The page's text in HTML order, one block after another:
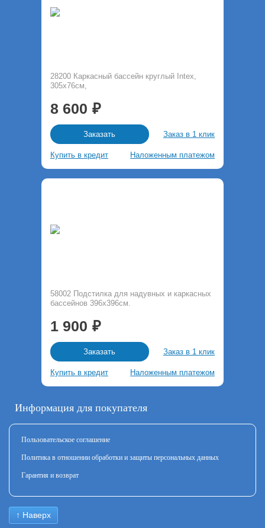
Информация для покупателя
Пользовательское соглашение
Политика в отношении обработки и защиты персональных данных
Гарантия и возврат
↑ Наверх
28200 Каркасный бассейн круглый Intex,
305х76см,
8 600
Заказать Заказ в 1 клик
Купить в кредит Наложенным платежом
58002 Подстилка для надувных и каркасных
бассейнов 396х396см.
1 900
Заказать Заказ в 1 клик
Купить в кредит Наложенным платежом